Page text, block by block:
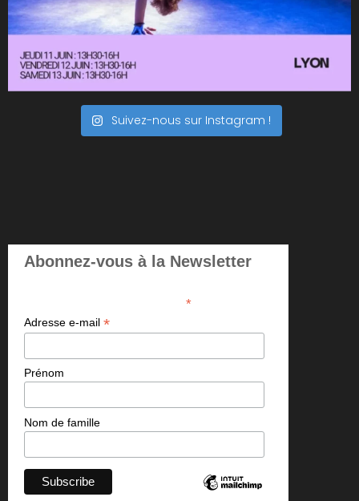
Suivez-nous sur Instagram !
Abonnez-vous à la Newsletter
*indicates required
Adresse e-mail *
Prénom
Nom de famille